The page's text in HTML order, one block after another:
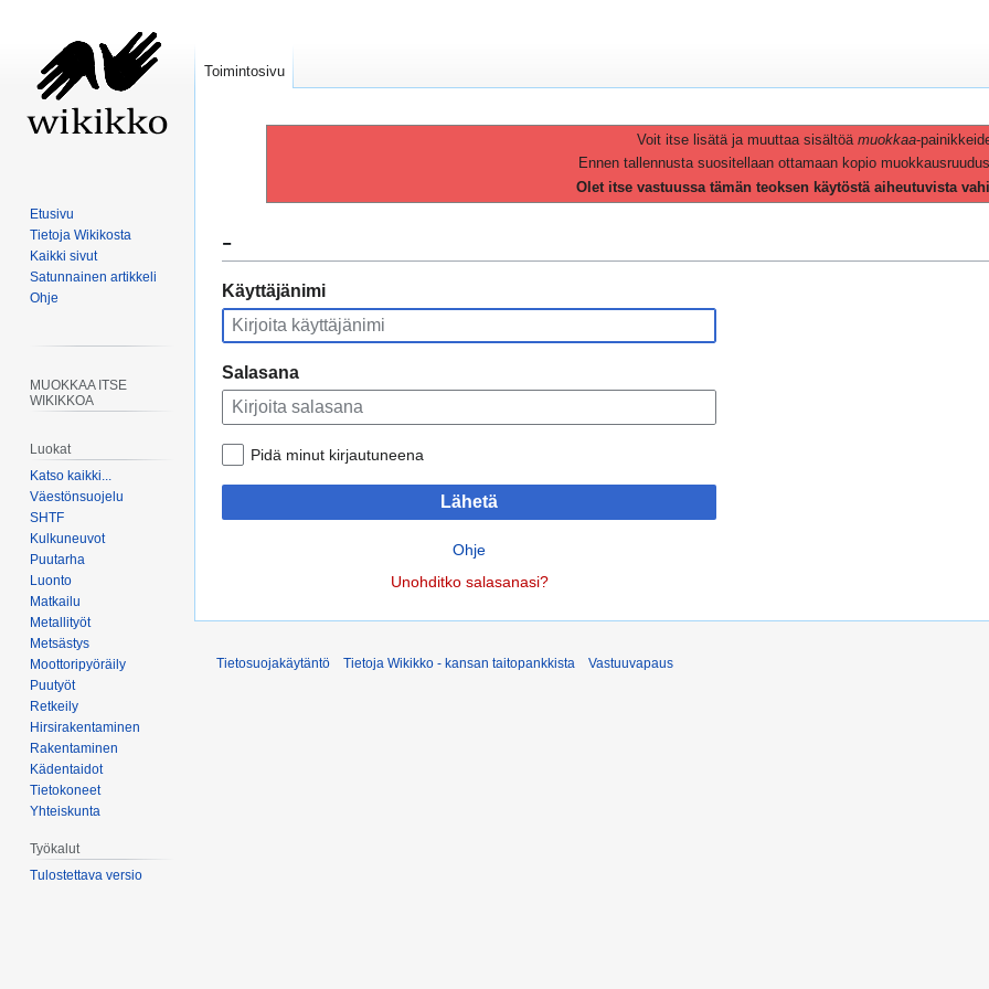
Voit itse lisätä ja muuttaa sisältöä muokkaa-
Ennen tallennusta suositellaan ottamaan kopio
Olet itse vastuussa tämän teoksen käytöstä aiheutuvista
-
Siirry
navigaatioon
Siirry
hakuun
Käyttäjänimi
Salasana
Pidä minut kirjautuneena
Lähetä
Ohje
Unohditko salasanasi?
Toimintosivu
Etusivu
Tietoja Wikikosta
Kaikki sivut
Satunnainen artikkeli
Ohje
MUOKKAA ITSE
WIKIKKOA
Luokat
Katso kaikki...
Väestönsuojelu
SHTF
Kulkuneuvot
Puutarha
Luonto
Matkailu
Metallityöt
Metsästys
Moottoripyöräily
Puutyöt
Retkeily
Hirsirakentaminen
Rakentaminen
Kädentaidot
Tietokoneet
Yhteiskunta
Työkalut
Tulostettava versio
Tietosuojakäytäntö Tietoja Wikikko - kansan taitopankkista Vastuuvapaus